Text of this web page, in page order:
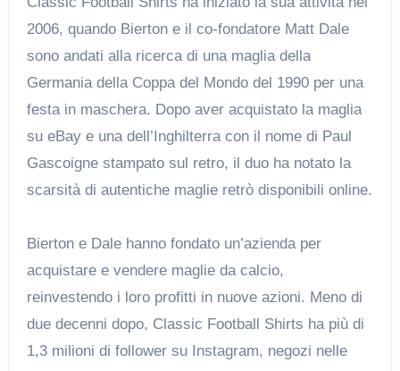
2006, quando Bierton e il co-fondatore Matt Dale
sono andati alla ricerca di una maglia della
Germania della Coppa del Mondo del 1990 per una
festa in maschera. Dopo aver acquistato la maglia
su eBay e una dell’Inghilterra con il nome di Paul
Gascoigne stampato sul retro, il duo ha notato la
scarsità di autentiche maglie retrò disponibili online.
Bierton e Dale hanno fondato un’azienda per
acquistare e vendere maglie da calcio,
reinvestendo i loro profitti in nuove azioni. Meno di
due decenni dopo, Classic Football Shirts ha più di
1,3 milioni di follower su Instagram, negozi nelle